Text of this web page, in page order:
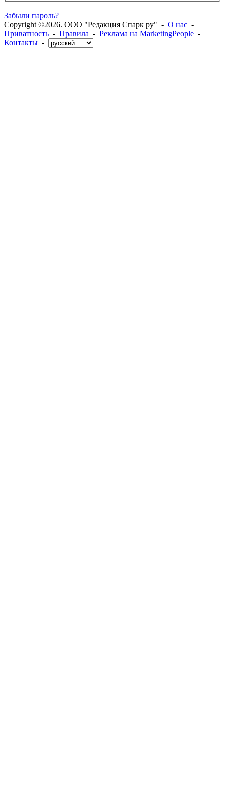
Забыли пароль?
Copyright ©2026. ООО "Редакция Спарк ру" - О нас -
Приватность - Правила - Реклама на MarketingPeople -
Контакты -